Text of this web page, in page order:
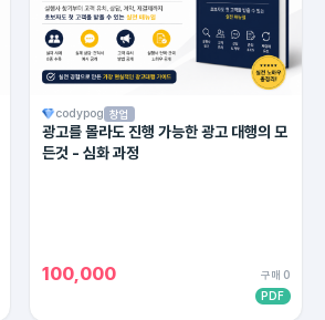
codypog 창업
광고를 몰라도 진행 가능한 광고 대행의 모
든것 - 심화 과정
100,000
구매 0
PDF